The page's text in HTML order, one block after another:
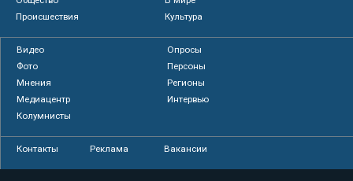
Происшествия
Культура
Видео
Опросы
Фото
Персоны
Мнения
Регионы
Медиацентр
Интервью
Колумнисты
Контакты Реклама Вакансии